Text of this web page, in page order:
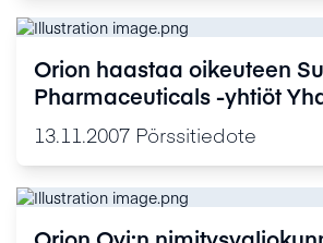
Orion haastaa oikeuteen
Pharmaceuticals -yhtiöt
puolustaakseen Stalevo® -
suojaavaa patenttiaan
13.11.2007 Pörssitiedote